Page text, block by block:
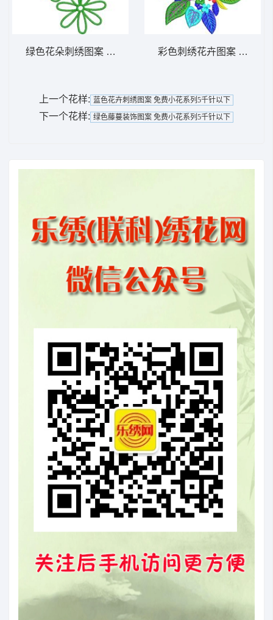
绿色花朵刺绣图案 免费小花系列5千针以下彩色刺绣花卉图案 免费大
上一个花样: 蓝色花卉刺绣图案 免费小花系列5千针以下
下一个花样: 绿色藤蔓装饰图案 免费小花系列5千针以下